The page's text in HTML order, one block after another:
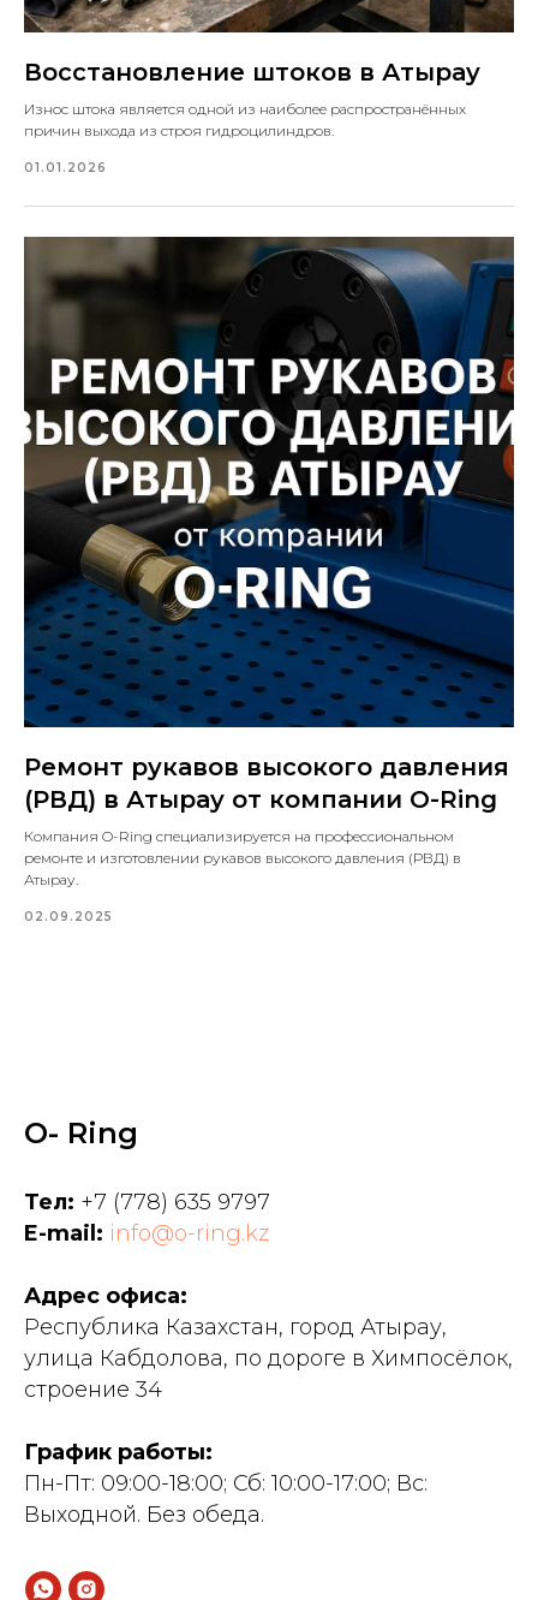
Восстановление штоков в Атырау
Износ штока является одной из наиболее распространённых
причин выхода из строя гидроцилиндров.
01.01.2026
Ремонт рукавов высокого давления
(РВД) в Атырау от компании O-Ring
Компания O-Ring специализируется на профессиональном
ремонте и изготовлении рукавов высокого давления (РВД) в
Атырау.
02.09.2025
O- Ring
Тел: +7 (778) 635 9797
E-mail: info@o-ring.kz
Адрес офиса:
Республика Казахстан, город Атырау,
улица Кабдолова, по дороге в Химпосёлок,
строение 34
График работы:
Пн-Пт: 09:00-18:00; Сб: 10:00-17:00; Вс:
Выходной. Без обеда.